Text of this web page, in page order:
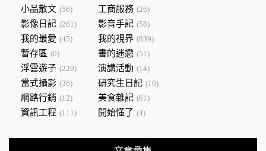
小品散文 (56) 工商服務 (26)
影像日記 (261) 影音手記 (58)
我的最愛 (45) 我的視界 (839)
暫存區 (0) 書的迷戀 (51)
浮雲遊子 (220) 演講活動 (14)
當式攝影 (36) 研究生日記 (10)
網路行銷 (12) 美食雜記 (61)
資訊工程 (111) 開始懂了 (4)